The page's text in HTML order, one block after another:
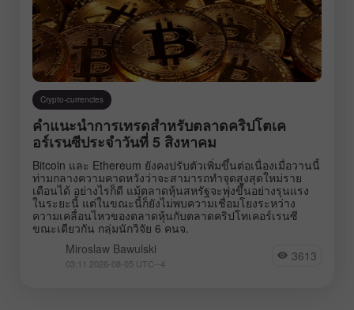
Crypto-currencies
คำแนะนำการเทรดสำหรับตลาดคริปโตเค
อร์เรนซีประจำวันที่ 5 สิงหาคม
Bitcoin และ Ethereum ยังคงปรับตัวเพิ่มขึ้นต่อเนื่องเมื่อวานนี้
ท่ามกลางความคาดหวังว่าจะสามารถทำจุดสูงสุดใหม่ราย
เดือนได้ อย่างไรก็ดี แม้ตลาดหุ้นสหรัฐจะพุ่งขึ้นอย่างรุนแรง
ในระยะนี้ แต่ในขณะนี้ก็ยังไม่พบความเชื่อมโยงระหว่าง
ความเคลื่อนไหวของตลาดหุ้นกับตลาดคริปโทเคอร์เรนซี
ขณะเดียวกัน กลุ่มนักวิจัย 6 คนจ.
Miroslaw Bawulski
03:11 2026-08-05 UTC--4 3613